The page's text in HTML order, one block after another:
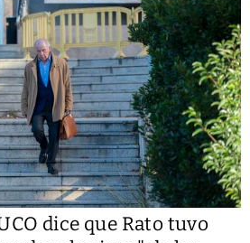
dice que Rato tuvo